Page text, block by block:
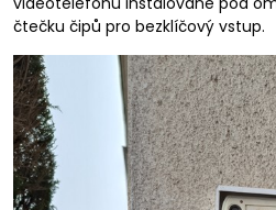
čtečku čipů pro bezklíčový vstup.